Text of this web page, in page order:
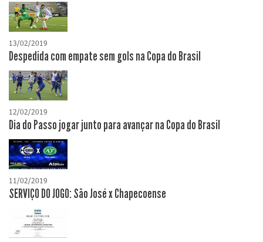
13/02/2019
Despedida com empate sem gols na Copa do Brasil
12/02/2019
Dia do Passo jogar junto para avançar na Copa do Brasil
11/02/2019
SERVIÇO DO JOGO: São José x Chapecoense